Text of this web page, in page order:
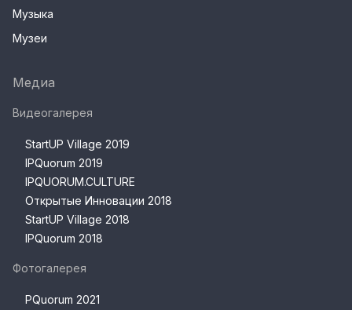
Музыка
Музеи
Медиа
Видеогалерея
StartUP Village 2019
IPQuorum 2019
IPQUORUM.CULTURE
Открытые Инновации 2018
StartUP Village 2018
IPQuorum 2018
Фотогалерея
PQuorum 2021